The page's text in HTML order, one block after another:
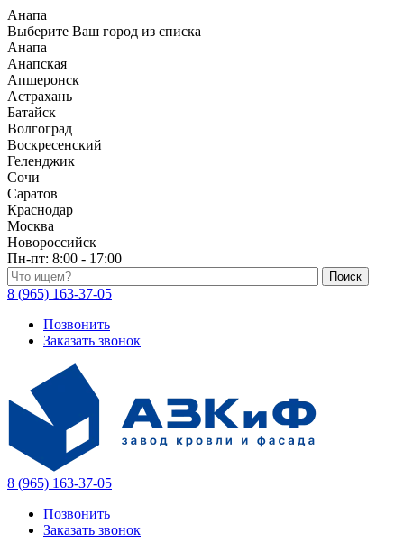
Анапа
Выберите Ваш город из списка
Анапа
Анапская
Апшеронск
Астрахань
Батайск
Волгоград
Воскресенский
Геленджик
Сочи
Саратов
Краснодар
Москва
Новороссийск
Пн-пт: 8:00 - 17:00
Поиск по каталогу
8 (965) 163-37-05
Позвонить
Заказать звонок
8 (965) 163-37-05
Позвонить
Заказать звонок